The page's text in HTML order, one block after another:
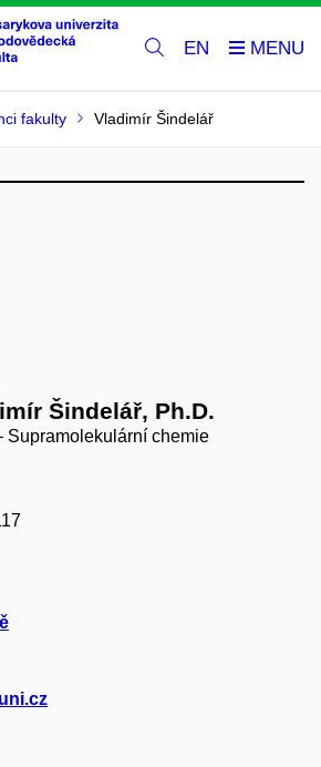
EN
fakulty Vladimír Šindelář
Šindelář, Ph.D.
Supramolekulární chemie